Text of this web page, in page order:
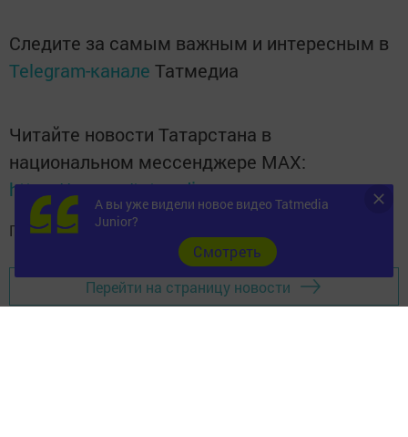
Следите за самым важным и интересным в
Telegram-канале Татмедиа
Читайте новости Татарстана в
национальном мессенджере MАХ:
https://max.ru/tatmedia
Подписывайтесь на
Перейти на страницу новости
А вы уже видели новое видео Tatmedia
Junior?
Cмотреть